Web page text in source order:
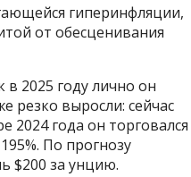
гиперинфляции,
от обесценивания
в 2025 году лично он
резко выросли: сейчас
2024 года он торговался
По прогнозу
$200 за унцию.